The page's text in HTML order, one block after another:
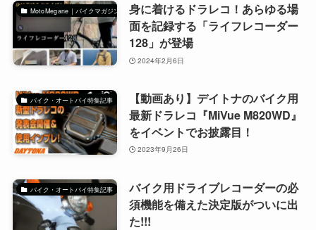
MotoMegane｜バイクマガジン
身に着けるドラレコ！あらゆる場
面を記録する「ライフレコーダー
128」が登場
2024年2月6日
バイク・オートバイ特集記事
【動画あり】デイトナのバイク用
最新ドラレコ『MiVue M820WD』
をイベントでお披露目！
2023年9月26日
バイク・オートバイ特集記事
バイク用ドライブレコーダーの必
須機能を備えた決定版がついに出
た!!!